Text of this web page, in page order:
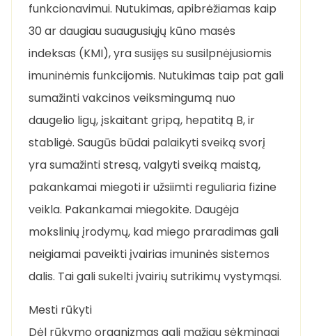
funkcionavimui. Nutukimas, apibrėžiamas kaip
30 ar daugiau suaugusiųjų kūno masės
indeksas (KMI), yra susijęs su susilpnėjusiomis
imuninėmis funkcijomis. Nutukimas taip pat gali
sumažinti vakcinos veiksmingumą nuo
daugelio ligų, įskaitant gripą, hepatitą B, ir
stabligė. Saugūs būdai palaikyti sveiką svorį
yra sumažinti stresą, valgyti sveiką maistą,
pakankamai miegoti ir užsiimti reguliaria fizine
veikla. Pakankamai miegokite. Daugėja
mokslinių įrodymų, kad miego praradimas gali
neigiamai paveikti įvairias imuninės sistemos
dalis. Tai gali sukelti įvairių sutrikimų vystymąsi.
Mesti rūkyti
Dėl rūkymo organizmas gali mažiau sėkmingai